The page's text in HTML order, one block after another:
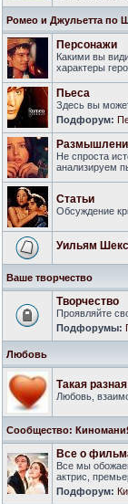
Ромео и Джульетта по
Персонажи
Какими вы
характеры
Пьеса
Здесь вы
Подфорум:
Не спроста
анализируем
Статьи
Обсуждение
Уильям
Ваше творчество
Творчество
Проявляйте
Подфорумы:
Любовь
Такая
Любовь,
Сообщество:
Все о
Все мы
актрис,
Подфорум: